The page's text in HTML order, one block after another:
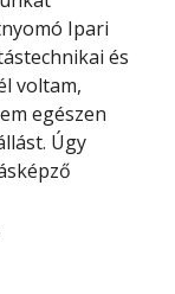
Ipari
és
voltam,
egészen
Úgy